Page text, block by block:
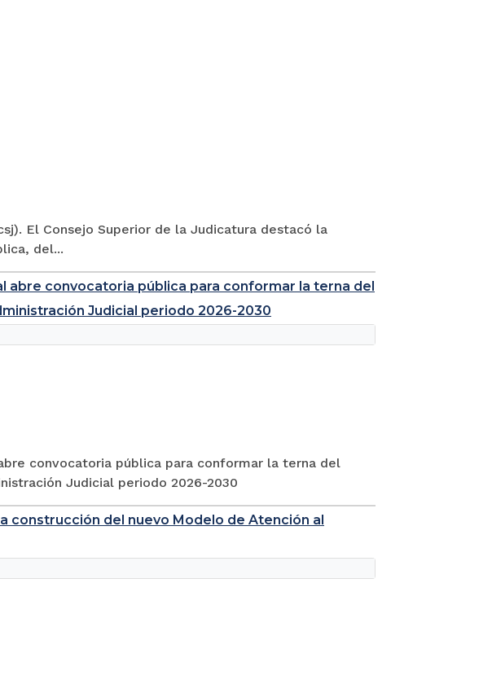
El Consejo Superior de la Judicatura destacó la
del...
abre convocatoria pública para conformar la terna del
Judicial periodo 2026-2030
convocatoria pública para conformar la terna del
Judicial periodo 2026-2030
construcción del nuevo Modelo de Atención al